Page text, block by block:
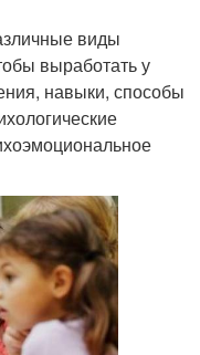
виды
выработать у
навыки, способы